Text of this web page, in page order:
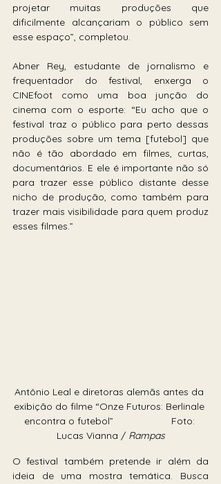
projetar muitas produções que
dificilmente alcançariam o público sem
esse espaço”, completou.
Abner Rey, estudante de jornalismo e
frequentador do festival, enxerga o
CINEfoot como uma boa junção do
cinema com o esporte: “Eu acho que o
festival traz o público para perto dessas
produções sobre um tema [futebol] que
não é tão abordado em filmes, curtas,
documentários. E ele é importante não só
para trazer esse público distante desse
nicho de produção, como também para
trazer mais visibilidade para quem produz
esses filmes.”
Antônio Leal e diretoras alemãs antes da
exibição do filme “Onze Futuros: Berlinale
encontra o futebol”                     Foto:
Lucas Vianna / Rampas
O festival também pretende ir além da
ideia de uma mostra temática. Busca